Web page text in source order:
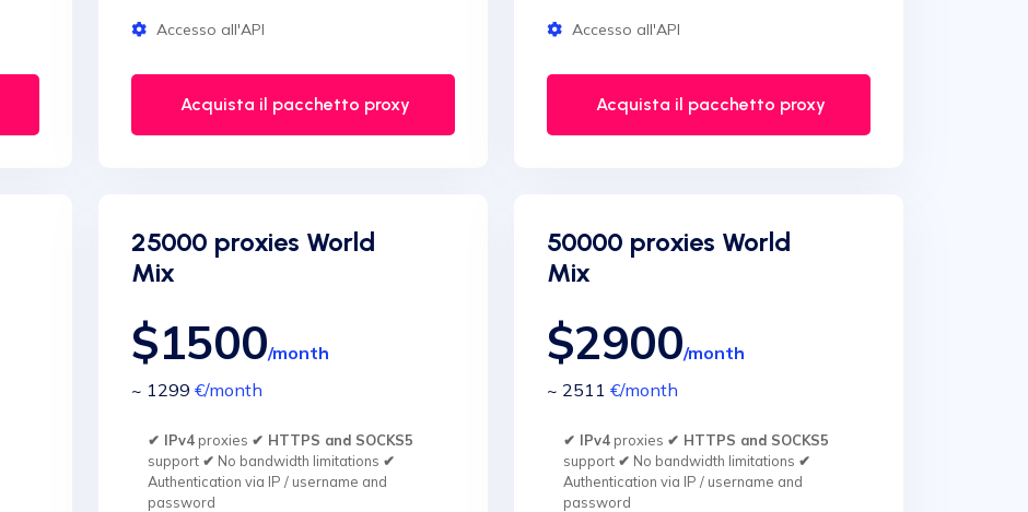
Accesso all'API
Acquista il pacchetto proxy
Accesso all'API
Acquista il pacchetto proxy
25000 proxies World
Mix
$1500/month
~ 1299 €/month
✔ IPv4proxies ✔ HTTPS and SOCKS5
support ✔ No bandwidth limitations ✔
Authentication via IP / username and
password
50000 proxies World
Mix
$2900/month
~ 2511 €/month
✔ IPv4proxies ✔ HTTPS and SOCKS5
support ✔ No bandwidth limitations ✔
Authentication via IP / username and
password